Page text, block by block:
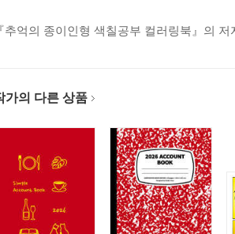
『추억의 종이인형 색칠공부 컬러링북』의 저
가의 다른 상품